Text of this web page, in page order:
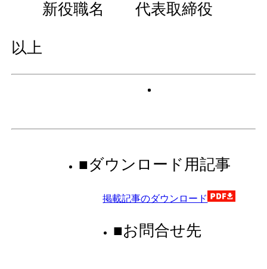
新役職名 代表取締役
以上
■ダウンロード用記事
掲載記事のダウンロード
■お問合せ先